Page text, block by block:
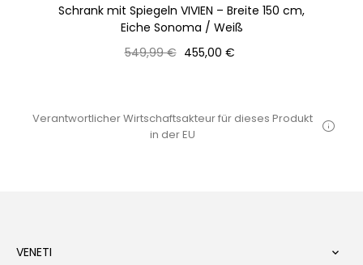
Schrank mit Spiegeln VIVIEN – Breite 150 cm,
Eiche Sonoma / Weiß
Normaler
549,99 € Preis
455,00 €
Verantwortlicher Wirtschaftsakteur für dieses Produkt
in der EU
VENETI 